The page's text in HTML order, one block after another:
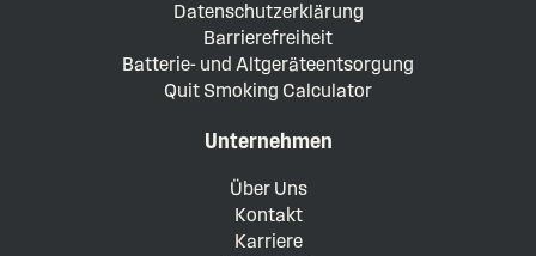
Datenschutzerklärung
Barrierefreiheit
Batterie- und Altgeräteentsorgung
Quit Smoking Calculator
Unternehmen
Über Uns
Kontakt
Karriere